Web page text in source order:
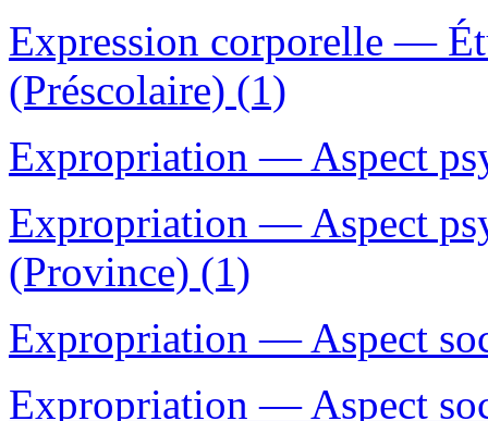
Expression corporelle —
(Préscolaire) (1)
Expropriation — Aspect
Expropriation — Aspect
(Province) (1)
Expropriation — Aspect
Expropriation — Aspect